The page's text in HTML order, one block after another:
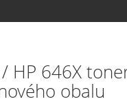
/ HP 646X
obalu